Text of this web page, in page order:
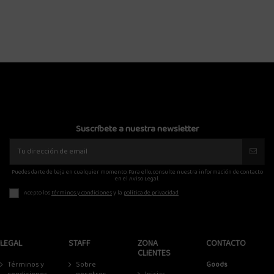
Suscríbete a nuestra newsletter
Puedes darte de baja en cualquier momento. Para ello, consulte nuestra información de contacto
en el Aviso Legal.
Acepto lostérminos y condicionesy la política de privacidad
LEGAL
Términos y
STAFF
Sobre
ZONA
CLIENTES
CONTACTO
Goods